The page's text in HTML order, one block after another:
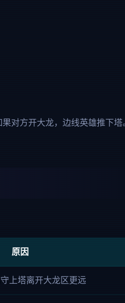
对方开大龙，边线英雄推下
原因
上塔离开大龙区更远